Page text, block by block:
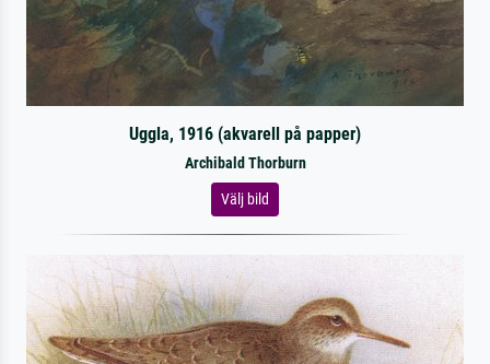
Uggla, 1916 (akvarell på papper)
Archibald Thorburn
Välj bild